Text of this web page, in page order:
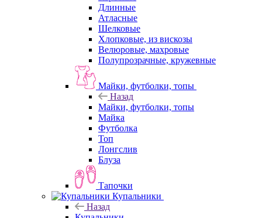
Длинные
Атласные
Шелковые
Хлопковые, из вискозы
Велюровые, махровые
Полупрозрачные, кружевные
Майки, футболки, топы
Назад
Майки, футболки, топы
Майка
Футболка
Топ
Лонгслив
Блуза
Тапочки
Купальники
Назад